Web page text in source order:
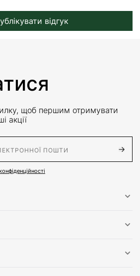
відгук
щоб першим отримувати
акції